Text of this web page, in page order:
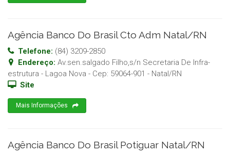
Agência Banco Do Brasil Cto Adm Natal/RN
Telefone: (84) 3209-2850
Endereço: Av.sen.salgado Filho,s/n Secretaria De Infra-
estrutura - Lagoa Nova - Cep: 59064-901 - Natal/RN
Site
Mais Informações
Agência Banco Do Brasil Potiguar Natal/RN